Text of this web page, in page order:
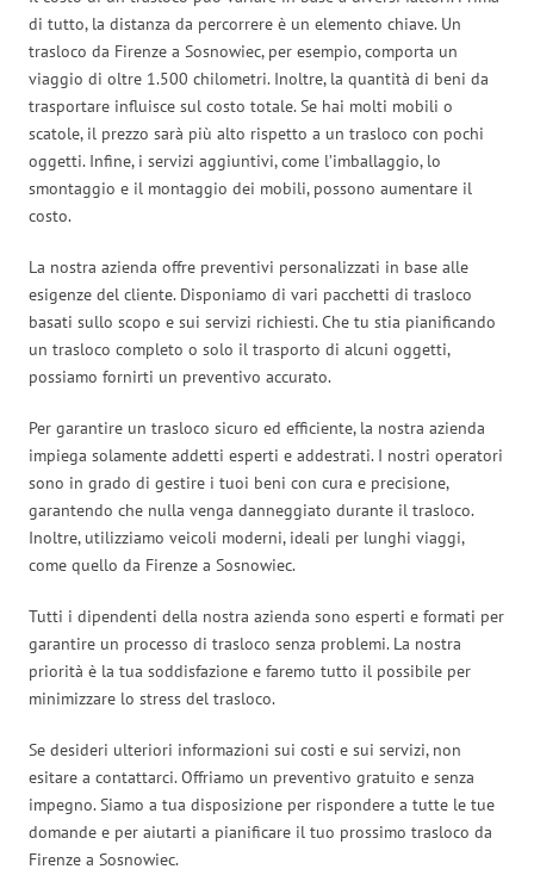
di tutto, la distanza da percorrere è un elemento chiave. Un
trasloco da Firenze a Sosnowiec, per esempio, comporta un
viaggio di oltre 1.500 chilometri. Inoltre, la quantità di beni da
trasportare influisce sul costo totale. Se hai molti mobili o
scatole, il prezzo sarà più alto rispetto a un trasloco con pochi
oggetti. Infine, i servizi aggiuntivi, come l’imballaggio, lo
smontaggio e il montaggio dei mobili, possono aumentare il
costo.
La nostra azienda offre preventivi personalizzati in base alle
esigenze del cliente. Disponiamo di vari pacchetti di trasloco
basati sullo scopo e sui servizi richiesti. Che tu stia pianificando
un trasloco completo o solo il trasporto di alcuni oggetti,
possiamo fornirti un preventivo accurato.
Per garantire un trasloco sicuro ed efficiente, la nostra azienda
impiega solamente addetti esperti e addestrati. I nostri operatori
sono in grado di gestire i tuoi beni con cura e precisione,
garantendo che nulla venga danneggiato durante il trasloco.
Inoltre, utilizziamo veicoli moderni, ideali per lunghi viaggi,
come quello da Firenze a Sosnowiec.
Tutti i dipendenti della nostra azienda sono esperti e formati per
garantire un processo di trasloco senza problemi. La nostra
priorità è la tua soddisfazione e faremo tutto il possibile per
minimizzare lo stress del trasloco.
Se desideri ulteriori informazioni sui costi e sui servizi, non
esitare a contattarci. Offriamo un preventivo gratuito e senza
impegno. Siamo a tua disposizione per rispondere a tutte le tue
domande e per aiutarti a pianificare il tuo prossimo trasloco da
Firenze a Sosnowiec.